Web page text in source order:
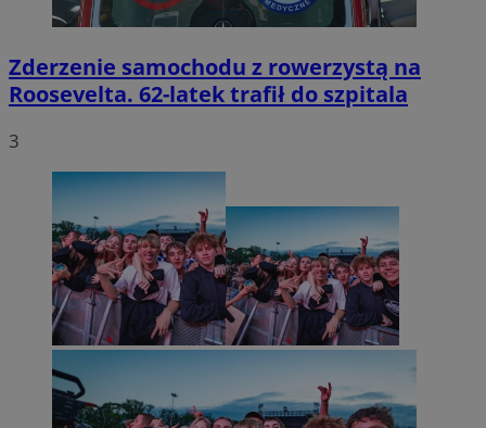
Zderzenie samochodu z rowerzystą na
Roosevelta. 62-latek trafił do szpitala
3